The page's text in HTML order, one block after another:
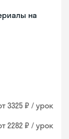
на
3325 ₽ / урок
2282 ₽ / урок